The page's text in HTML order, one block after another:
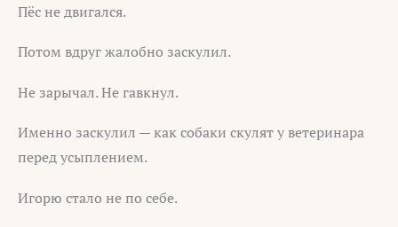
Пёс не двигался.
Потом вдруг жалобно заскулил.
Не зарычал. Не гавкнул.
Именно заскулил — как собаки скулят у ветеринара
перед усыплением.
Игорю стало не по себе.